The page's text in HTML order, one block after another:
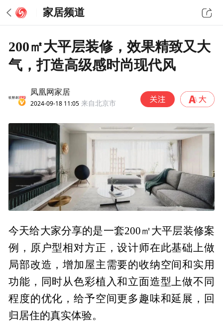
家居频道
200㎡大平层装修，效果精致又大
气，打造高级感时尚现代风
凤凰网家居
2024-09-18 11:05 来自北京市
今天给大家分享的是一套200㎡大平层装修案
例，原户型相对方正，设计师在此基础上做
局部改造，增加屋主需要的收纳空间和实用
功能，同时从色彩植入和立面造型上做不同
程度的优化，给予空间更多趣味和延展，回
归居住的真实体验。